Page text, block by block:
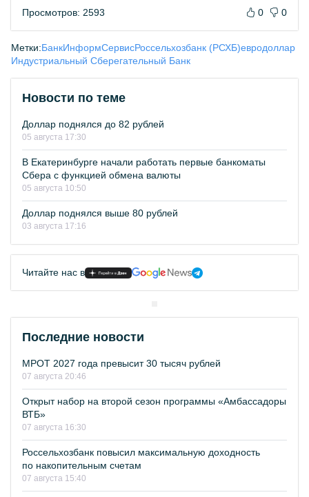
Просмотров: 2593 0 0
Метки:БанкИнформСервисРоссельхозбанк (РСХБ)евродоллар
Индустриальный Сберегательный Банк
Новости по теме
Доллар поднялся до 82 рублей
05 августа 17:30
В Екатеринбурге начали работать первые банкоматы
Сбера с функцией обмена валюты
05 августа 10:50
Доллар поднялся выше 80 рублей
03 августа 17:16
Читайте нас в
Последние новости
МРОТ 2027 года превысит 30 тысяч рублей
07 августа 20:46
Открыт набор на второй сезон программы «Амбассадоры
ВТБ»
07 августа 16:30
Россельхозбанк повысил максимальную доходность
по накопительным счетам
07 августа 15:40